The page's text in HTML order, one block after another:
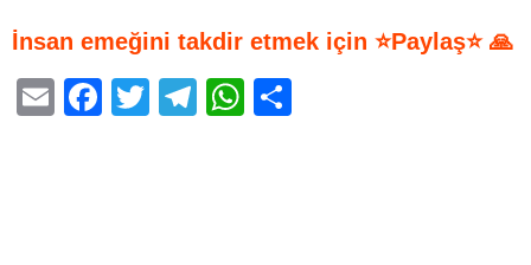
İnsan emeğini takdir etmek için ⭐Paylaş⭐ 🙏
E
F
T
T
W